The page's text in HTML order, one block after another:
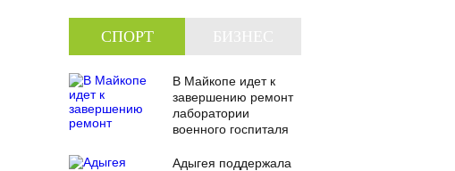
СПОРТ
В Майкопе идет к
завершению ремонт
лаборатории
военного госпиталя
Адыгея поддержала